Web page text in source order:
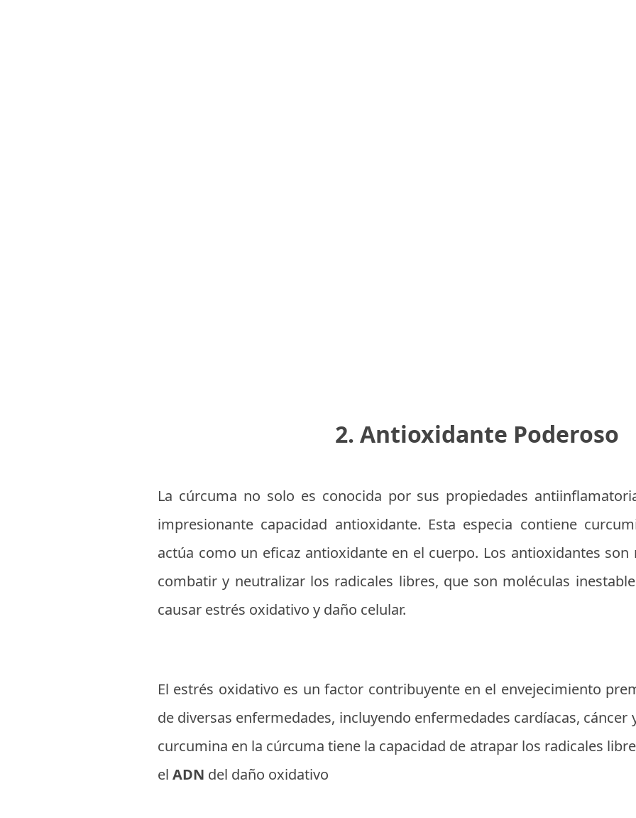
2. Antioxidante Poderoso
La cúrcuma no solo es conocida por sus propiedades
impresionante capacidad antioxidante. Esta especia contiene
actúa como un eficaz antioxidante en el cuerpo. Los antioxidantes son
combatir y neutralizar los radicales libres, que son moléculas
causar estrés oxidativo y daño celular.
El estrés oxidativo es un factor contribuyente en el envejecimiento
de diversas enfermedades, incluyendo enfermedades cardíacas, cáncer
curcumina en la cúrcuma tiene la capacidad de atrapar los radicales
el ADN del daño oxidativo